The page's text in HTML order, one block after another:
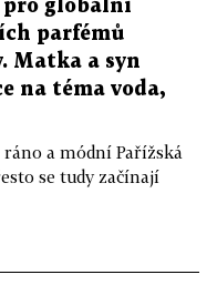
pro globální
parfémů
Matka a syn
na téma voda,
ráno a módní Pařížská
se tudy začínají